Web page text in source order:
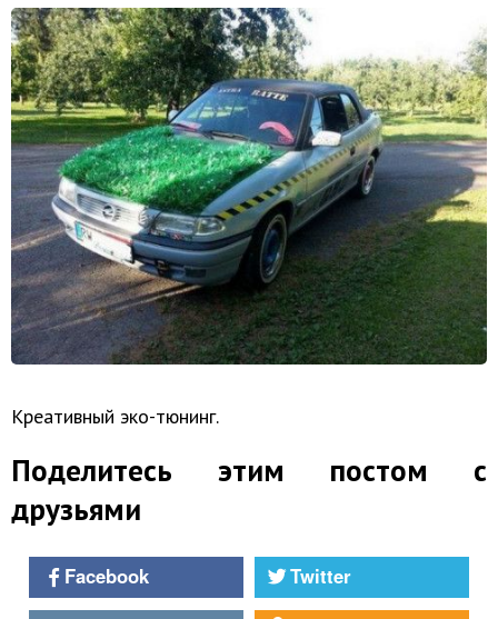
Креативный эко-тюнинг.
Поделитесь этим постом с
друзьями
Facebook
Twitter